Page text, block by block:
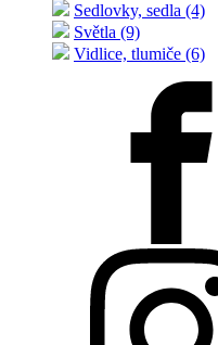
Sedlovky, sedla (4)
Světla (9)
Vidlice, tlumiče (6)